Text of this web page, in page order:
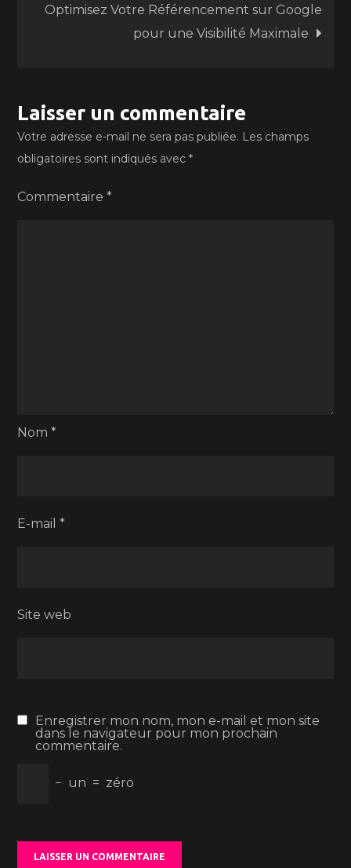
l’article
Optimisez Votre Référencement sur Google
pour une Visibilité Maximale
Laisser un commentaire
Votre adresse e-mail ne sera pas publiée. Les champs
obligatoires sont indiqués avec*
Commentaire*
Nom*
E-mail*
Site web
Enregistrer mon nom, mon e-mail et mon site
dans le navigateur pour mon prochain
commentaire.
− un = zéro